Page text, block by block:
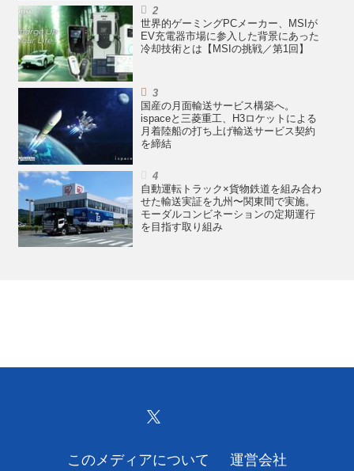
世界的ゲーミングPCメーカー、MSIが
EV充電器市場に参入した背景にあった
冷却技術とは【MSIの挑戦／第1回】
国産の月面輸送サービス構築へ。
ispaceと三菱重工、H3ロケットによる
月着陸船の打ち上げ輸送サービス契約
を締結
自動運転トラック×貨物鉄道を組み合わ
せた輸送実証を九州〜関東間で実施。
モーダルコンビネーションの定期運行
を目指す取り組み
このメディアについて 運営会社